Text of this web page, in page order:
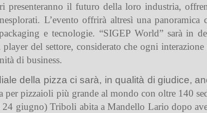
presenteranno il futuro della loro industria,
L’evento offrirà altresì unapanoramica
e tecnologie. “SIGEP World” sarà in
del settore, considerato che ogni interazione
di business.
della pizza ci sarà, in qualità di giudice,
per pizzaioli più grande al mondo con oltre 140
24 giugno) Triboli abita a Mandello Lario dopo